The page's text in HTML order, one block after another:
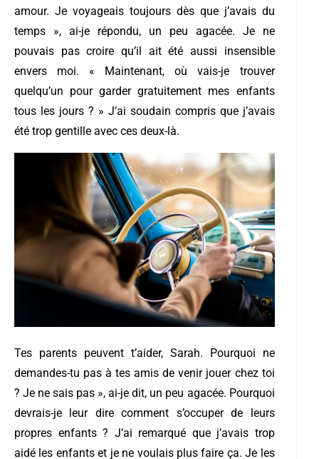
amour. Je voyageais toujours dès que j’avais du
temps », ai-je répondu, un peu agacée. Je ne
pouvais pas croire qu’il ait été aussi insensible
envers moi. « Maintenant, où vais-je trouver
quelqu’un pour garder gratuitement mes enfants
tous les jours ? » J’ai soudain compris que j’avais
été trop gentille avec ces deux-là.
Tes parents peuvent t’aider, Sarah. Pourquoi ne
demandes-tu pas à tes amis de venir jouer chez toi
? Je ne sais pas », ai-je dit, un peu agacée. Pourquoi
devrais-je leur dire comment s’occuper de leurs
propres enfants ? J’ai remarqué que j’avais trop
aidé les enfants et je ne voulais plus faire ça. Je les